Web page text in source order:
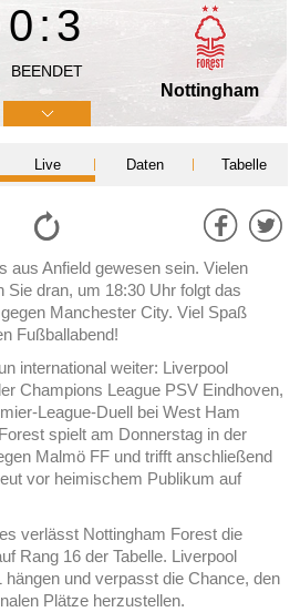
0:3
BEENDET
Nottingham
Live Daten Tabelle
aus Anfield gewesen sein. Vielen
Sie dran, um 18:30 Uhr folgt das
Manchester City. Viel Spaß
Fußballabend!
international weiter: Liverpool
Champions League PSV Eindhoven,
League-Duell bei West Ham
spielt am Donnerstag in der
Malmö FF und trifft anschließend
vor heimischem Publikum auf
verlässt Nottingham Forest die
Rang 16 der Tabelle. Liverpool
hängen und verpasst die Chance, den
Plätze herzustellen.